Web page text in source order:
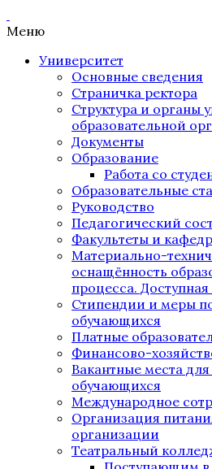
Меню
Университет
Основные сведения
Страничка ректора
Структура и органы
образовательной
Документы
Образование
Работа со
Образовательные
Руководство
Педагогический
Факультеты и
Материально-
оснащённость
процесса.
Стипендии и меры
обучающихся
Платные
Финансово-
Вакантные места
обучающихся
Международное
Организация
организации
Театральный